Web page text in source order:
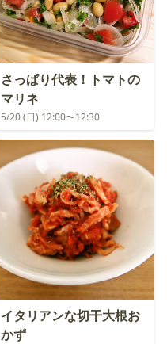
さっぱり代表！トマトの
マリネ
5/20 (日) 12:00〜12:30
イタリアンな切干大根お
かず